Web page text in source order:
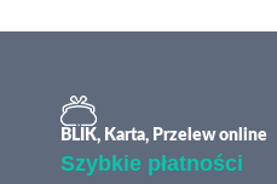
BLIK, Karta, Przelew online
Szybkie płatności